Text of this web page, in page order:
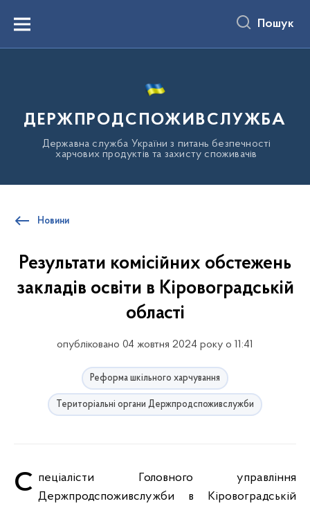
вмістуMenu Пошук
ДЕРЖПРОДСПОЖИВСЛУЖБА
Державна служба України з питань безпечності
харчових продуктів та захисту споживачів
Новини
Результати комісійних обстежень
закладів освіти в Кіровоградській
області
опубліковано 04 жовтня 2024 року о 11:41
Реформа шкільного харчування
Територіальні органи Держпродспоживслужби
Спеціалісти Головного управління Держпродспоживслужби в Кіровоградській